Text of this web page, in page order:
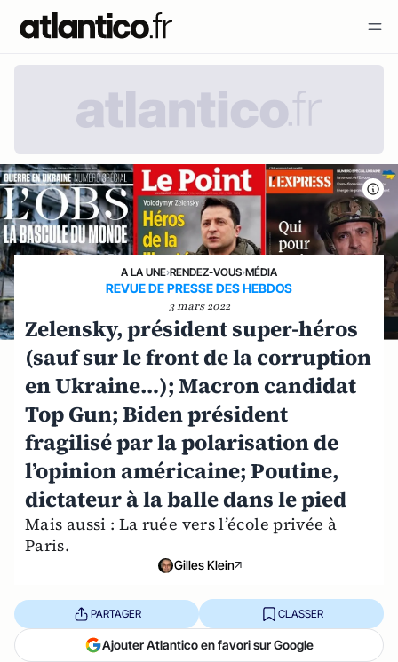
A LA UNE›RENDEZ-VOUS›MÉDIA
REVUE DE PRESSE DES HEBDOS
3 mars 2022
Zelensky, président super-héros
(sauf sur le front de la corruption
en Ukraine…); Macron candidat
Top Gun; Biden président
fragilisé par la polarisation de
l’opinion américaine; Poutine,
dictateur à la balle dans le pied
Mais aussi : La ruée vers l’école privée à
Paris.
Gilles Klein
PARTAGER CLASSER
Ajouter Atlantico en favori sur Google